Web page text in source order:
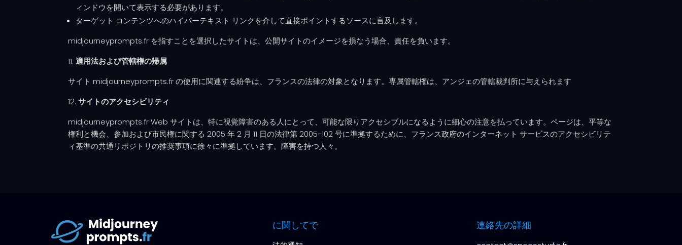
ィンドウを開いて表示する必要があります。
ターゲット コンテンツへのハイパーテキスト リンクを介して直接ポイントするソースに言及します。
midjourneyprompts.fr を指すことを選択したサイトは、公開サイトのイメージを損なう場合、責任を負います。
適用法および管轄権の帰属
サイト midjourneyprompts.fr の使用に関連する紛争は、フランスの法律の対象となります。専属管轄権は、アンジェの管轄裁判所に与えられます
サイトのアクセシビリティ
midjourneyprompts.fr Web サイトは、特に視覚障害のある人にとって、可能な限りアクセシブルになるように細心の注意を払っています。ページは、平等な
権利と機会、参加および市民権に関する 2005 年 2 月 11 日の法律第 2005-102 号に準拠するために、フランス政府のインターネット サービスのアクセシビリテ
ィ基準の共通リポジトリの推奨事項に徐々に準拠しています。障害を持つ人々。
に関してで 連絡先の詳細